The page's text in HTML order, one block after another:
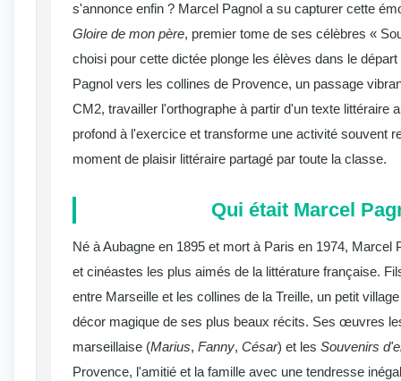
s'annonce enfin ? Marcel Pagnol a su capturer cette
Gloire de mon père, premier tome de ses célèbres «
choisi pour cette dictée plonge les élèves dans le
Pagnol vers les collines de Provence, un passage
CM2, travailler l'orthographe à partir d'un texte littéraire
profond à l'exercice et transforme une activité souvent
moment de plaisir littéraire partagé par toute la classe.
Qui était Marcel
Né à Aubagne en 1895 et mort à Paris en 1974, Marcel
et cinéastes les plus aimés de la littérature française.
entre Marseille et les collines de la Treille, un petit
décor magique de ses plus beaux récits. Ses œuvres
marseillaise (Marius, Fanny, César) et les Souvenirs
Provence, l'amitié et la famille avec une tendresse